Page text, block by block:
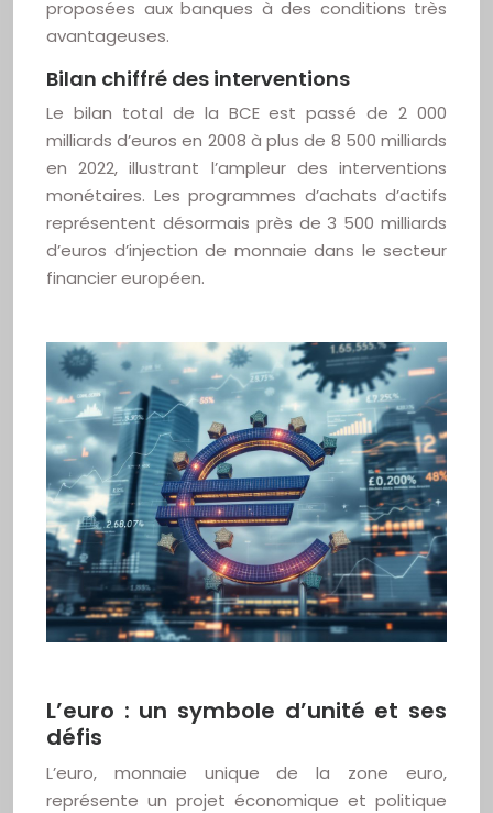
proposées aux banques à des conditions très
avantageuses.
Bilan chiffré des interventions
Le bilan total de la BCE est passé de 2 000
milliards d’euros en 2008 à plus de 8 500 milliards
en 2022, illustrant l’ampleur des interventions
monétaires. Les programmes d’achats d’actifs
représentent désormais près de 3 500 milliards
d’euros d’injection de monnaie dans le secteur
financier européen.
L’euro : un symbole d’unité et ses
défis
L’euro, monnaie unique de la zone euro,
représente un projet économique et politique